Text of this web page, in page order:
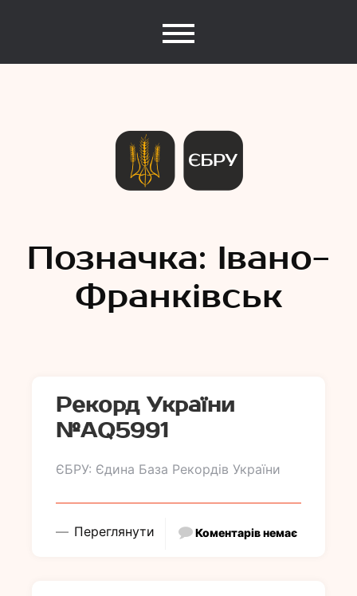
Рекорди
України
Позначка: Івано-
Франківськ
Рекорд України
№АQ5991
ЄБРУ: Єдина База Рекордів України
Переглянути Коментарів немає